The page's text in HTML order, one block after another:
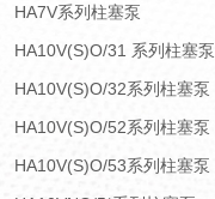
HA7V系列柱塞泵
HA10V(S)O/31 系列柱塞泵
HA10V(S)O/32系列柱塞泵
HA10V(S)O/52系列柱塞泵
HA10V(S)O/53系列柱塞泵